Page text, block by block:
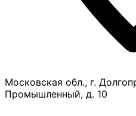
Московская обл., г.
Промышленный, д. 10